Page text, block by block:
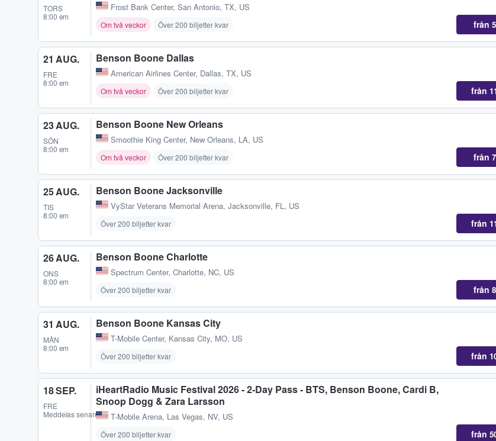
TORS
8:00 em
Frost Bank Center, San Antonio, TX, US
Om två veckor Över 200 biljetter kvar från
21 AUG.
FRE
8:00 em
Benson Boone Dallas
American Airlines Center, Dallas, TX, US
Om två veckor Över 200 biljetter kvar från
23 AUG.
SÖN
8:00 em
Benson Boone New Orleans
Smoothie King Center, New Orleans, LA, US
Om två veckor Över 200 biljetter kvar från
25 AUG.
TIS
8:00 em
Benson Boone Jacksonville
VyStar Veterans Memorial Arena, Jacksonville, FL, US
Över 200 biljetter kvar från
26 AUG.
ONS
8:00 em
Benson Boone Charlotte
Spectrum Center, Charlotte, NC, US
Över 200 biljetter kvar från
31 AUG.
MÅN
8:00 em
Benson Boone Kansas City
T-Mobile Center, Kansas City, MO, US
Över 200 biljetter kvar från
18 SEP.
FRE
Meddelas senare
iHeartRadio Music Festival 2026 - 2-Day Pass - BTS, Benson Boone, Cardi B,
Snoop Dogg & Zara Larsson
T-Mobile Arena, Las Vegas, NV, US
Över 200 biljetter kvar från